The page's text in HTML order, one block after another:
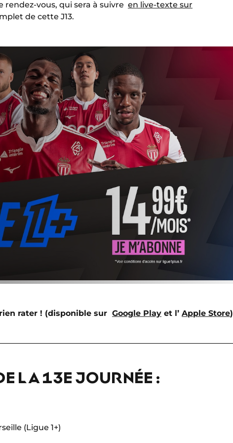
vous, qui sera à suivre en live-texte sur
de cette J13.
rater ! (disponible sur Google Play et l’ Apple Store)
LA 13E JOURNÉE :
(Ligue 1+)